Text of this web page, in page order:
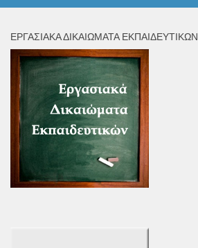
ΕΡΓΑΣΙΑΚΆ ΔΙΚΑΙΏΜΑΤΑ ΕΚΠΑΙΔΕΥΤΙΚΏΝ